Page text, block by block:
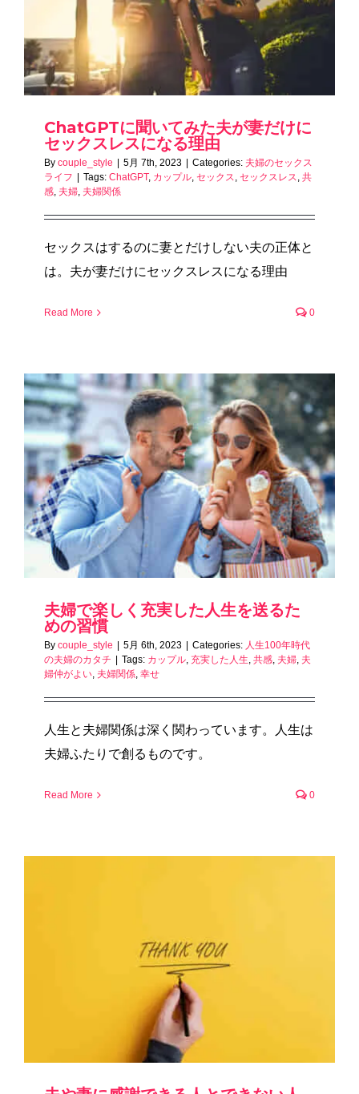
ChatGPTに聞いてみた夫が妻だけに
セックスレスになる理由
By couple_style | 5月 7th, 2023 | Categories: 夫婦のセックス
ライフ | Tags: ChatGPT, カップル セックス セックスレス 共
感 夫婦 夫婦関係
セックスはするのに妻とだけしない夫の正体と
は。夫が妻だけにセックスレスになる理由
Read More 0
夫婦で楽しく充実した人生を送るた
めの習慣
By couple_style | 5月 6th, 2023 | Categories: 人生100年時代
の夫婦のカタチ | Tags: カップル 充実した人生 共感 夫婦 夫
婦仲がよい 夫婦関係 幸せ
人生と夫婦関係は深く関わっています。人生は
夫婦ふたりで創るものです。
Read More 0